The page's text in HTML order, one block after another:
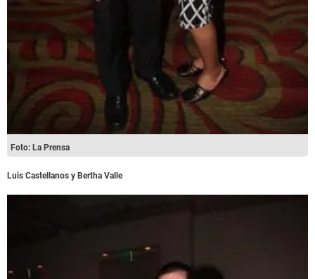
Foto: La Prensa
Luis Castellanos y Bertha Valle